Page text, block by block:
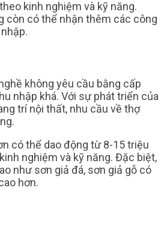
kinh nghiệm và kỹ năng.
còn có thể nhận thêm các công
không yêu cầu bằng cấp
nhập khá. Với sự phát triển của
trí nội thất, nhu cầu về thợ
có thể dao động từ 8-15 triệu
nghiệm và kỹ năng. Đặc biệt,
như sơn giả đá, sơn giả gỗ có
hơn.